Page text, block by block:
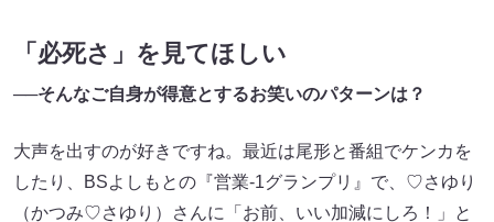
「必死さ」を見てほしい
──そんなご自身が得意とするお笑いのパターンは？
大声を出すのが好きですね。最近は尾形と番組でケンカを
したり、BSよしもとの『営業-1グランプリ』で、​​♡さゆり
（かつみ♡さゆり）さんに「お前、いい加減にしろ！」と